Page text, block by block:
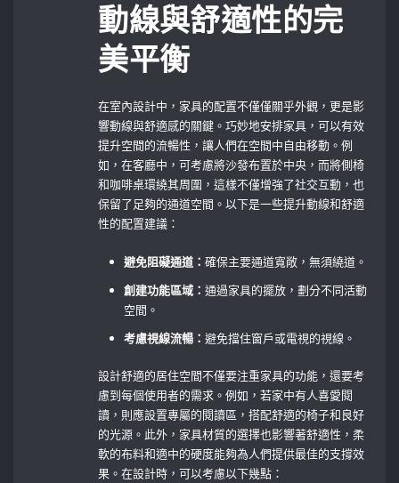
動線與舒適性的完
美平衡
在室內設計中，家具的配置不僅僅關乎外觀，更是影
響動線與舒適感的關鍵。巧妙地安排家具，可以有效
提升空間的流暢性，讓人們在空間中自由移動。例
如，在客廳中，可考慮將沙發布置於中央，而將側椅
和咖啡桌環繞其周圍，這樣不僅增強了社交互動，也
保留了足夠的通道空間。以下是一些提升動線和舒適
性的配置建議：
避免阻礙通道：確保主要通道寬敞，無須繞道。
創建功能區域：通過家具的擺放，劃分不同活動
空間。
考慮視線流暢：避免擋住窗戶或電視的視線。
設計舒適的居住空間不僅要注重家具的功能，還要考
慮到每個使用者的需求。例如，若家中有人喜愛閱
讀，則應設置專屬的閱讀區，搭配舒適的椅子和良好
的光源。此外，家具材質的選擇也影響著舒適性，柔
軟的布料和適中的硬度能夠為人們提供最佳的支撐效
果。在設計時，可以考慮以下幾點：